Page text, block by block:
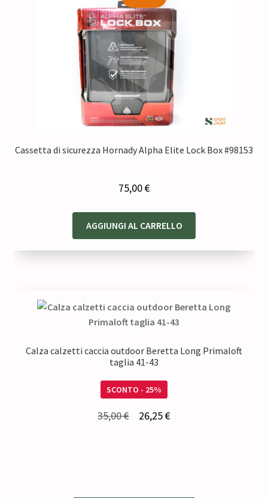
Cassetta di sicurezza Hornady Alpha Elite Lock Box #98153
75,00€
AGGIUNGI AL CARRELLO
Calza calzetti caccia outdoor Beretta Long Primaloft
taglia 41-43
SCONTO - 25%
35,00€ 26,25€Il